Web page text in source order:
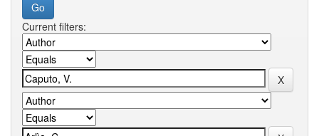
Current filters: